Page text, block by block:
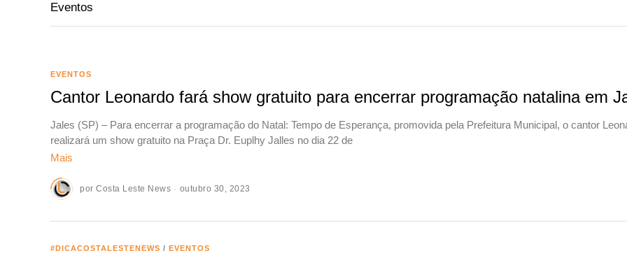
Eventos
EVENTOS
Cantor Leonardo fará show gratuito para encerrar programação natalina em
Jales (SP) – Para encerrar a programação do Natal: Tempo de Esperança, promovida pela Prefeitura Municipal, o cantor
realizará um show gratuito na Praça Dr. Euplhy Jalles no dia 22 de
Mais
por Costa Leste News outubro 30, 2023
#DICACOSTALESTENEWS / EVENTOS